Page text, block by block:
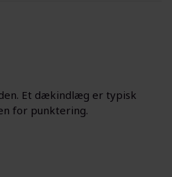
Et dækindlæg er typisk
for punktering.